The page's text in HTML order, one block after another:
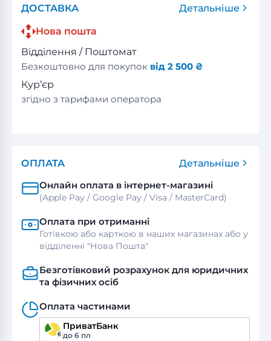
ДОСТАВКА
Детальніше
Нова пошта
Відділення / Поштомат
Безкоштовно для покупок від 2 500 ₴
Кур’єр
згідно з тарифами оператора
ОПЛАТА
Детальніше
Онлайн оплата в інтернет-магазині
(Apple Pay / Google Pay / Visa / MasterСard)
Оплата при отриманні
Готівкою або карткою в наших магазинах або у
відділенні "Нова Пошта"
Безготівковий розрахунок для юридичних
та фізичних осіб
Оплата частинами
ПриватБанк
до 6 пл